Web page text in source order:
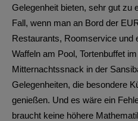
Gelegenheit bieten, sehr gut zu
Fall, wenn man an Bord der
Restaurants, Roomservice und
Waffeln am Pool, Tortenbuffet
Mitternachtssnack in der
Gelegenheiten, die besondere
genießen. Und es wäre ein
braucht keine höhere